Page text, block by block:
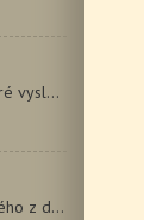
V Evanjeliu čítame slová, ktoré vyslovil Isus Christos:…
Ján Sinajský je autorom jedného z diamantov asketickej…